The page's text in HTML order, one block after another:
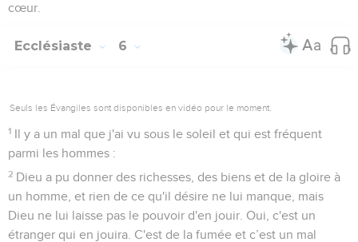
cœur.
Ecclésiaste 6
Seuls les Évangiles sont disponibles en vidéo pour le moment.
1 Il y a un mal que j'ai vu sous le soleil et qui est fréquent
parmi les hommes :
2 Dieu a pu donner des richesses, des biens et de la gloire à
un homme, et rien de ce qu'il désire ne lui manque, mais
Dieu ne lui laisse pas le pouvoir d'en jouir. Oui, c'est un
étranger qui en jouira. C'est de la fumée et c’est un mal